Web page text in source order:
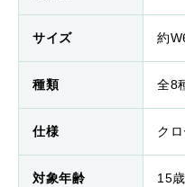
サイズ 約
種類 全8
仕様 ク
対象年齢 15